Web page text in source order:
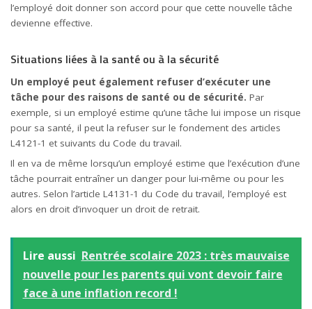
l’employé doit donner son accord pour que cette nouvelle tâche
devienne effective.
Situations liées à la santé ou à la sécurité
Un employé peut également refuser d’exécuter une
tâche pour des raisons de santé ou de sécurité. Par
exemple, si un employé estime qu’une tâche lui impose un risque
pour sa santé, il peut la refuser sur le fondement des articles
L4121-1 et suivants du Code du travail.
Il en va de même lorsqu’un employé estime que l’exécution d’une
tâche pourrait entraîner un danger pour lui-même ou pour les
autres. Selon l’article L4131-1 du Code du travail, l’employé est
alors en droit d’invoquer un droit de retrait.
Lire aussi Rentrée scolaire 2023 : très mauvaise
nouvelle pour les parents qui vont devoir faire
face à une inflation record !